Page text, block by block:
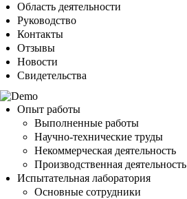
Область деятельности
Руководство
Контакты
Отзывы
Новости
Свидетельства
Опыт работы
Выполненные работы
Научно-технические труды
Некоммерческая деятельность
Производственная деятельность
Испытательная лаборатория
Основные сотрудники